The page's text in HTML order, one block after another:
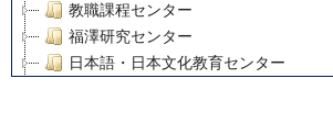
教職課程センター
福澤研究センター
日本語・日本文化教育センター